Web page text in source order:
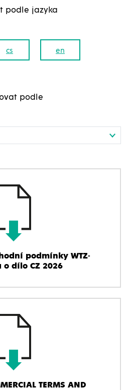
podle jazyka
cs en
podle
podmínky WTZ-
o dílo CZ 2026
TERMS AND